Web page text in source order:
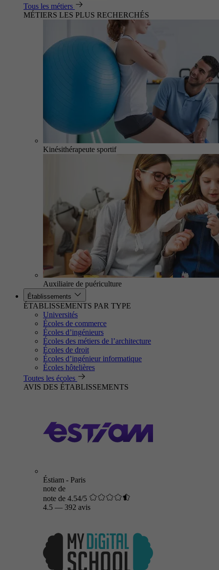
Tous les métiers
MÉTIERS LES PLUS RECHERCHÉS
Kinésithérapeute sportif
Auxiliaire de puériculture
Établissements
ÉTABLISSEMENTS PAR TYPE
Universités
Écoles de commerce
Écoles d’ingénieurs
Écoles des métiers de l’architecture
Écoles de droit
Écoles d’ingénieur informatique
Écoles hôtelières
Toutes les écoles
AVIS DES ÉTABLISSEMENTS
Éstiam - Paris
note de
note de 4.54/5
4.5 — 392 avis